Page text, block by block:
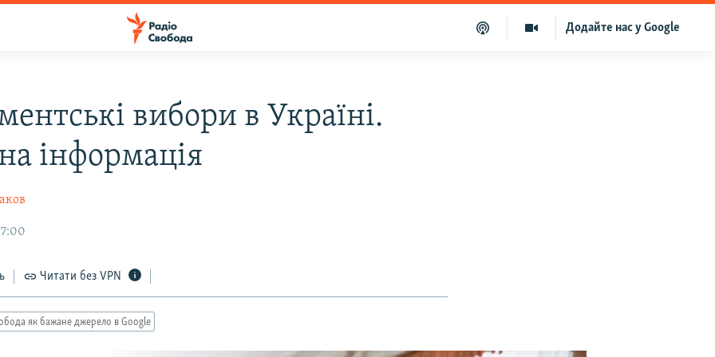
Додайте нас у Google
вибори в Україні.
інформація
Читати без VPN
як бажане джерело в Google